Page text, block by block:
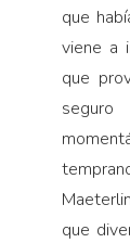
que
viene a
que
que